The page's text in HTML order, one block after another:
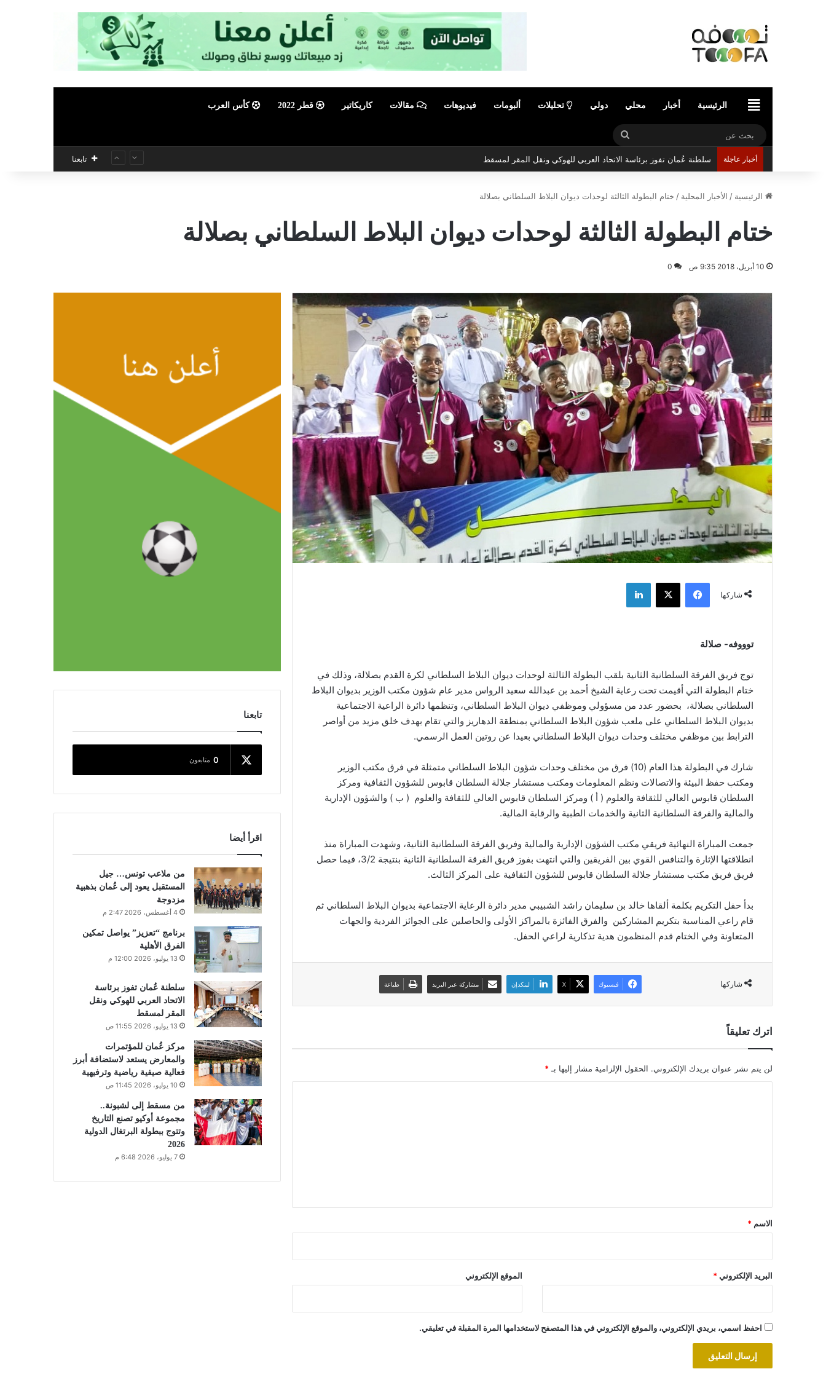
الرئيسيةالرئيسية أخبار محلي دولي تحليلات ألبومات فيديوهات مقالات كاريكاتير قطر 2022 كأس العرب
بحث
عن
أخبار عاجلة سلطنة عُمان تفوز برئاسة الاتحاد العربي للهوكي ونقل المقر لمسقط تابعنا
الرئيسية / الأخبار المحلية / ختام البطولة الثالثة لوحدات ديوان البلاط السلطاني بصلالة
ختام البطولة الثالثة لوحدات ديوان البلاط السلطاني بصلالة
10 أبريل، 2018 9:35 ص 0
شاركها
فيسبوك ‫X لينكدإن
توووفه- صلالة
توج فريق الفرقة السلطانية الثانية بلقب البطولة الثالثة لوحدات ديوان البلاط السلطاني لكرة القدم بصلالة، وذلك في
ختام البطولة التي أقيمت تحت رعاية الشيخ أحمد بن عبدالله سعيد الرواس مدير عام شؤون مكتب الوزير بديوان البلاط
السلطاني بصلالة، بحضور عدد من مسؤولي وموظفي ديوان البلاط السلطاني، وتنظمها دائرة الراعية الاجتماعية
بديوان البلاط السلطاني على ملعب شؤون البلاط السلطاني بمنطقة الدهاريز والتي تقام بهدف خلق مزيد من أواصر
الترابط بين موظفي مختلف وحدات ديوان البلاط السلطاني بعيدا عن روتين العمل الرسمي.
شارك في البطولة هذا العام (10) فرق من مختلف وحدات شؤون البلاط السلطاني متمثلة في فرق مكتب الوزير
ومكتب حفظ البيئة والاتصالات ونظم المعلومات ومكتب مستشار جلالة السلطان قابوس للشؤون الثقافية ومركز
السلطان قابوس العالي للثقافة والعلوم ( أ ) ومركز السلطان قابوس العالي للثقافة والعلوم ( ب ) والشؤون الإدارية
والمالية والفرقة السلطانية الثانية والخدمات الطبية والرقابة المالية.
جمعت المباراة النهائية فريقي مكتب الشؤون الإدارية والمالية وفريق الفرقة السلطانية الثانية، وشهدت المباراة منذ
انطلاقتها الإثارة والتنافس القوي بين الفريقين والتي انتهت بفوز فريق الفرقة السلطانية الثانية بنتيجة 3/2، فيما حصل
فريق فريق مكتب مستشار جلالة السلطان قابوس للشؤون الثقافية على المركز الثالث.
بدأ حفل التكريم بكلمة ألقاها خالد بن سليمان راشد الشبيبي مدير دائرة الرعاية الاجتماعية بديوان البلاط السلطاني ثم
قام راعي المناسبة بتكريم المشاركين والفرق الفائزة بالمراكز الأولى والحاصلين على الجوائز الفردية والجهات
المتعاونة وفي الختام قدم المنظمون هدية تذكارية لراعي الحفل.
شاركها فيسبوك ‫X لينكدإن مشاركة عبر البريد طباعة
اترك تعليقاً
لن يتم نشر عنوان بريدك الإلكتروني. الحقول الإلزامية مشار إليها بـ *
*
الاسم *
البريد الإلكتروني* الموقع الإلكتروني
احفظ اسمي، بريدي الإلكتروني، والموقع الإلكتروني في هذا المتصفح لاستخدامها المرة المقبلة في تعليقي.
تابعنا
0 متابعون
اقرأ أيضا
من ملاعب تونس… جيل
المستقبل يعود إلى عُمان بذهبية
مزدوجة
4 أغسطس، 2026 2:47 م
برنامج “تعزيز” يواصل تمكين
الفرق الأهلية
13 يوليو، 2026 12:00 م
سلطنة عُمان تفوز برئاسة
الاتحاد العربي للهوكي ونقل
المقر لمسقط
13 يوليو، 2026 11:55 ص
مركز عُمان للمؤتمرات
والمعارض يستعد لاستضافة أبرز
فعالية صيفية رياضية وترفيهية
10 يوليو، 2026 11:45 ص
من مسقط إلى لشبونة..
مجموعة أوكيو تصنع التاريخ
وتتوج ببطولة البرتغال الدولية
2026
7 يوليو، 2026 6:48 م